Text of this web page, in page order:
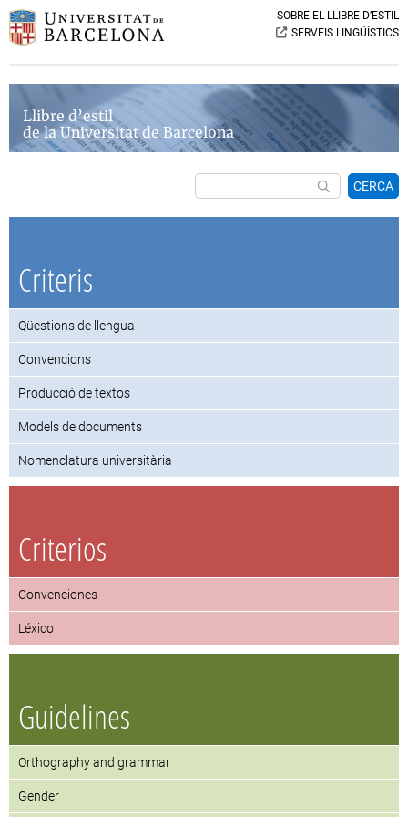
SOBRE EL LLIBRE D’ESTIL
SERVEIS LINGÜÍSTICS
Llibre d’estil
de la Universitat de Barcelona
CERCA
Criterios
Convenciones
Léxico
Criteris
Qüestions de llengua
Convencions
Producció de textos
Models de documents
Nomenclatura universitària
Guidelines
Orthography and grammar
Gender